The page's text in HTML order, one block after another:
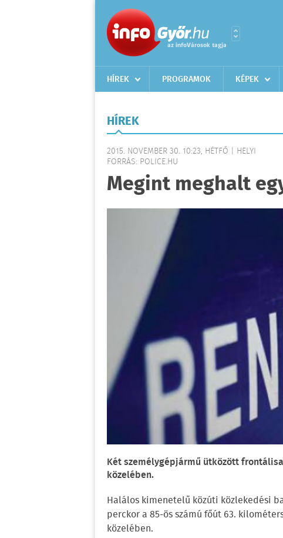
HÍREK PROGRAMOK KÉPEK
HÍREK
2015. NOVEMBER 30. 10:23, HÉTFŐ | HELYI
FORRÁS: POLICE.HU
Megint meghalt
Két személygépjármű ütközött
közelében.
Halálos kimenetelű közúti közlekedési
perckor a 85-ös számú főút 63.
közelében.